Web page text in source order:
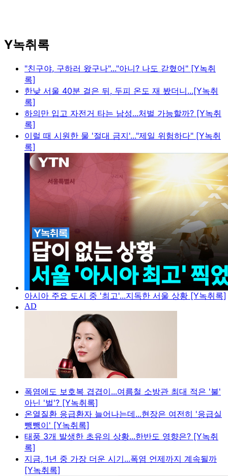
Y녹취록
"친구야, 구하러 왔구나"..."아니? 나도 갇혔어" [Y녹취
록]
한낮 서울 40분 걸은 뒤, 두피 온도 재 봤더니...[Y녹취
록]
하의만 입고 자전거 타는 남성...처벌 가능할까? [Y녹취
록]
이럴 때 시원한 물 '절대 금지'..."제일 위험하다" [Y녹취
록]
아시아 주요 도시 중 '최고'...지독한 서울 상황 [Y녹취록]
폭염에도 보호복 겹겹이...여름철 소방관 최대 적은 '불'
아닌 '벌'? [Y녹취록]
온열질환 응급환자 늘어나는데...현장은 여전히 '응급실
뺑뺑이' [Y녹취록]
태풍 3개 발생한 초유의 상황...한반도 영향은? [Y녹취
록]
지금, 1년 중 가장 더운 시기...폭염 언제까지 계속될까
[Y녹취록]